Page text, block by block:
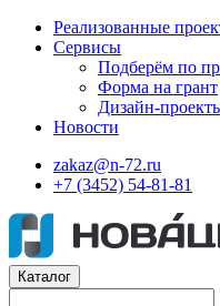
Реализованные
Сервисы
Подберём по
Форма на грант
Дизайн-
Новости
zakaz@n-72.ru
+7 (3452) 54-81-81
Каталог